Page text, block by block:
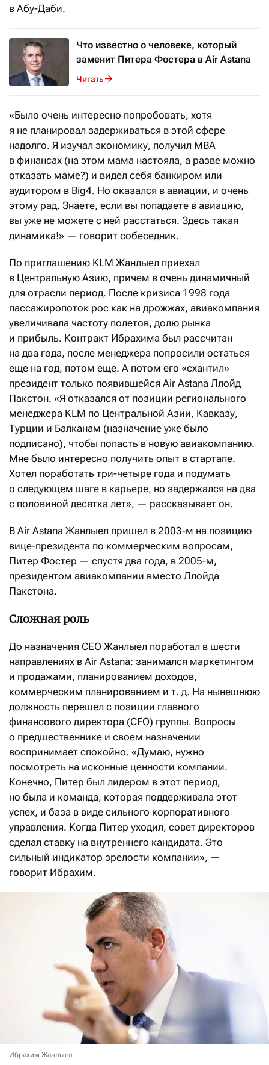
в Абу-Даби.
Что известно о человеке, который
заменит Питера Фостера в Air Astana
Читать
«Было очень интересно попробовать, хотя
я не планировал задерживаться в этой сфере
надолго. Я изучал экономику, получил MBA
в финансах (на этом мама настояла, а разве можно
отказать маме?) и видел себя банкиром или
аудитором в Big4. Но оказался в авиации, и очень
этому рад. Знаете, если вы попадаете в авиацию,
вы уже не можете с ней расстаться. Здесь такая
динамика!» — говорит собеседник.
По приглашению KLM Жанлыел приехал
в Центральную Азию, причем в очень динамичный
для отрасли период. После кризиса 1998 года
пассажиропоток рос как на дрожжах, авиа­компания
увеличивала частоту полетов, долю рынка
и прибыль. Контракт Ибрахима был рассчитан
на два года, после менеджера попросили остаться
еще на год, потом еще. А потом его «схантил»
президент только появившейся Air Astana Ллойд
Пакстон. «Я отказался от позиции регионального
менеджера KLM по Центральной Азии, Кавказу,
Турции и Балканам (назначение уже было
подписано), чтобы попасть в новую авиакомпанию.
Мне было интересно получить опыт в стартапе.
Хотел поработать три-четыре года и подумать
о следующем шаге в карьере, но задержался на два
с половиной десятка лет», — рассказывает он.
В Air Astana Жанлыел пришел в 2003-м на позицию
вице-президента по коммерческим вопросам,
Питер Фостер — спустя два года, в 2005-м,
президентом авиакомпании вместо Ллойда
Пакстона.
Сложная роль
До назначения CEO Жанлыел поработал в шести
направлениях в Air Astana: занимался маркетингом
и продажами, планированием доходов,
коммерческим планированием и т. д. На нынешнюю
должность перешел с позиции главного
финансового директора (CFO) группы. Вопросы
о предшественнике и своем назначении
воспринимает спокойно. «Думаю, нужно
посмотреть на исконные ценности компании.
Конечно, Питер был лидером в этот период,
но была и команда, которая поддерживала этот
успех, и база в виде сильного корпоративного
управления. Когда Питер уходил, совет директоров
сделал ставку на внутреннего кандидата. Это
сильный индикатор зрелости компании», —
говорит Ибрахим.
Ибрахим Жанлыел